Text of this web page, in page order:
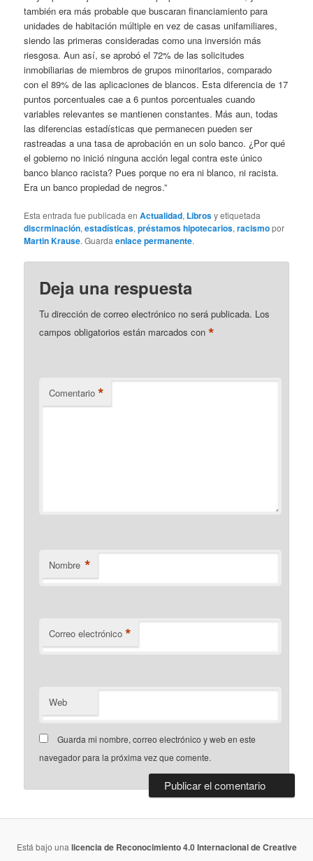
también era más probable que buscaran financiamiento para
unidades de habitación múltiple en vez de casas unifamiliares,
siendo las primeras consideradas como una inversión más
riesgosa. Aun así, se aprobó el 72% de las solicitudes
inmobiliarias de miembros de grupos minoritarios, comparado
con el 89% de las aplicaciones de blancos. Esta diferencia de 17
puntos porcentuales cae a 6 puntos porcentuales cuando
variables relevantes se mantienen constantes. Más aun, todas
las diferencias estadísticas que permanecen pueden ser
rastreadas a una tasa de aprobación en un solo banco. ¿Por qué
el gobierno no inició ninguna acción legal contra este único
banco blanco racista? Pues porque no era ni blanco, ni racista.
Era un banco propiedad de negros.”
Esta entrada fue publicada enActualidad, Librosy etiquetada
discrminación,estadísticas,préstamos hipotecarios,racismopor
Martin Krause. Guardaenlace permanente.
Deja una respuesta
Tu dirección de correo electrónico no será publicada. Los
campos obligatorios están marcados con*
Comentario *
Nombre *
Correo electrónico *
Web
Guarda mi nombre, correo electrónico y web en este
navegador para la próxima vez que comente.
Está bajo una licencia de Reconocimiento 4.0 Internacional de Creative